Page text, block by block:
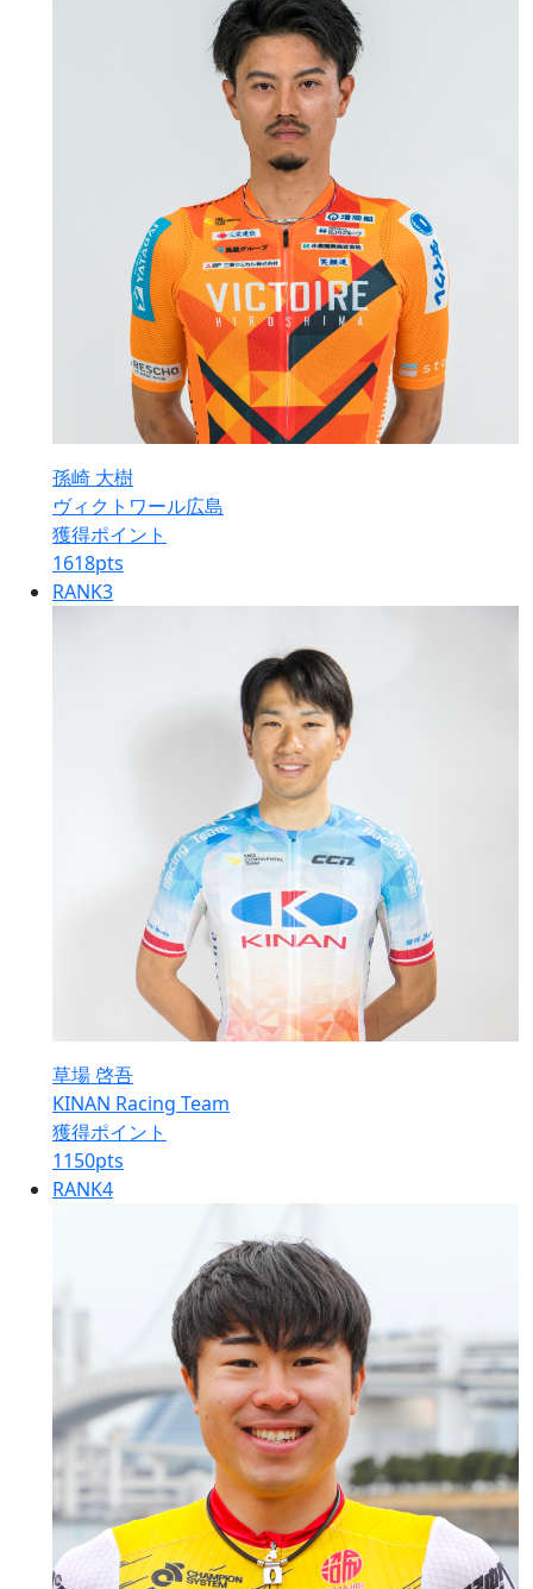
孫崎 大樹
ヴィクトワール広島
獲得ポイント
1618pts
RANK3
草場 啓吾
KINAN Racing Team
獲得ポイント
1150pts
RANK4